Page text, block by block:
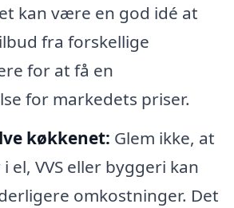
kan være en god idé at
fra forskellige
for at få en
for markedets priser.
køkkenet: Glem ikke, at
VVS eller byggeri kan
omkostninger. Det